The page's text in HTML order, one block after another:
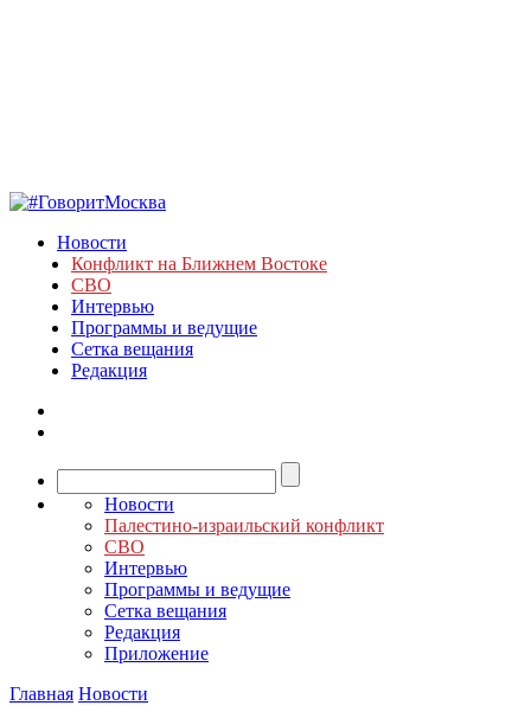
Новости
Конфликт на Ближнем Востоке
СВО
Интервью
Программы и ведущие
Сетка вещания
Редакция
Новости
Палестино-израильский конфликт
СВО
Интервью
Программы и ведущие
Сетка вещания
Редакция
Приложение
Главная Новости